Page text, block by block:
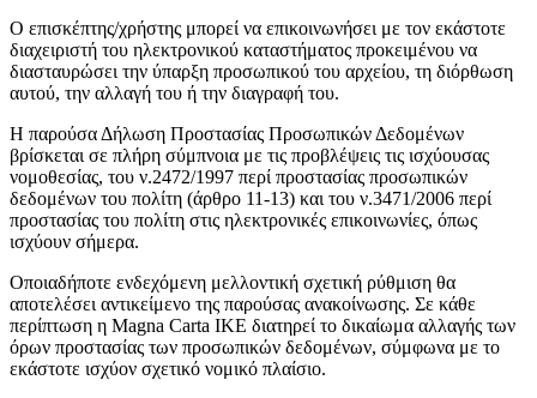
Ο επισκέπτης/χρήστης μπορεί να επικοινωνήσει με τον εκάστοτε
διαχειριστή του ηλεκτρονικού καταστήματος προκειμένου να
διασταυρώσει την ύπαρξη προσωπικού του αρχείου, τη διόρθωση
αυτού, την αλλαγή του ή την διαγραφή του.
Η παρούσα Δήλωση Προστασίας Προσωπικών Δεδομένων
βρίσκεται σε πλήρη σύμπνοια με τις προβλέψεις τις ισχύουσας
νομοθεσίας, του ν.2472/1997 περί προστασίας προσωπικών
δεδομένων του πολίτη (άρθρο 11-13) και του ν.3471/2006 περί
προστασίας του πολίτη στις ηλεκτρονικές επικοινωνίες, όπως
ισχύουν σήμερα.
Οποιαδήποτε ενδεχόμενη μελλοντική σχετική ρύθμιση θα
αποτελέσει αντικείμενο της παρούσας ανακοίνωσης. Σε κάθε
περίπτωση η Magna Carta IKE διατηρεί το δικαίωμα αλλαγής των
όρων προστασίας των προσωπικών δεδομένων, σύμφωνα με το
εκάστοτε ισχύον σχετικό νομικό πλαίσιο.